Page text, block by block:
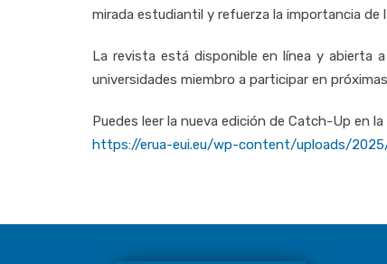
mirada estudiantil y refuerza la importancia de
La revista está disponible en línea y abierta
universidades miembro a participar en
Puedes leer la nueva edición de Catch-Up en
https://erua-eui.eu/wp-content/uploads/